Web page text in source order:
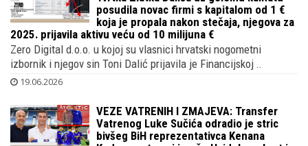
DOKUMENT DOKAZUJE
Tvrtka Zlatka Dalića uz golemu kamatu
posudila novac firmi s kapitalom od 1 €
koja je propala nakon stečaja, njegova za
2025. prijavila aktivu veću od 10 milijuna €
Zero Digital d.o.o. u kojoj su vlasnici hrvatski nogometni
izbornik i njegov sin Toni Dalić prijavila je Financijskoj ..
19.06.2026